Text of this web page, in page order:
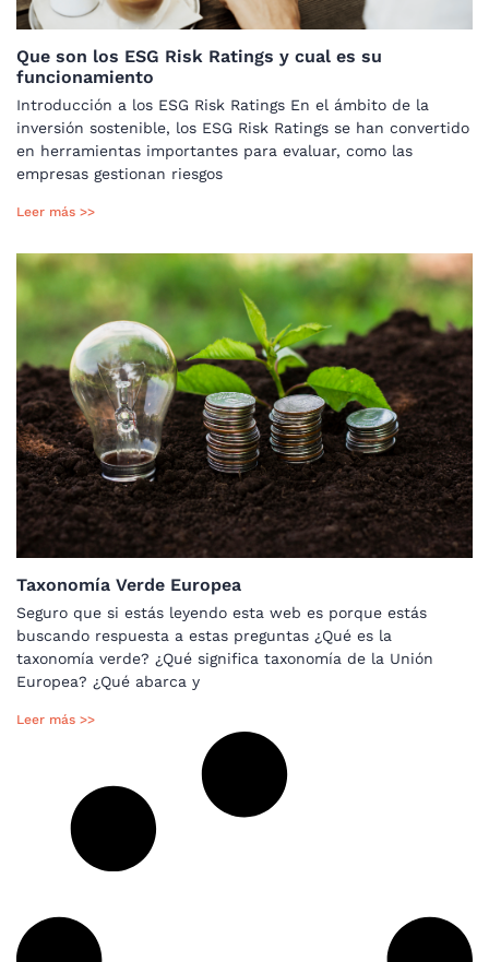
Que son los ESG Risk Ratings y cual es su
funcionamiento
Introducción a los ESG Risk Ratings En el ámbito de la
inversión sostenible, los ESG Risk Ratings se han convertido
en herramientas importantes para evaluar, como las
empresas gestionan riesgos
Leer más >>
Taxonomía Verde Europea
Seguro que si estás leyendo esta web es porque estás
buscando respuesta a estas preguntas ¿Qué es la
taxonomía verde? ¿Qué significa taxonomía de la Unión
Europea? ¿Qué abarca y
Leer más >>